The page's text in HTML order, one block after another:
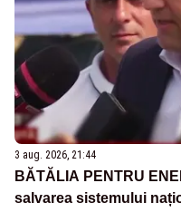
3 aug. 2026, 21:44
BĂTĂLIA PENTRU
salvarea sistemului